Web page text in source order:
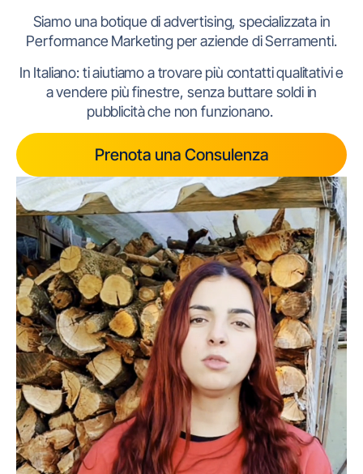
Siamo una botique di advertising, specializzata in
Performance Marketing per aziende di Serramenti.
In Italiano: ti aiutiamo a trovare più contatti qualitativi e
a vendere più finestre, senza buttare soldi in
pubblicità che non funzionano.
Prenota una Consulenza